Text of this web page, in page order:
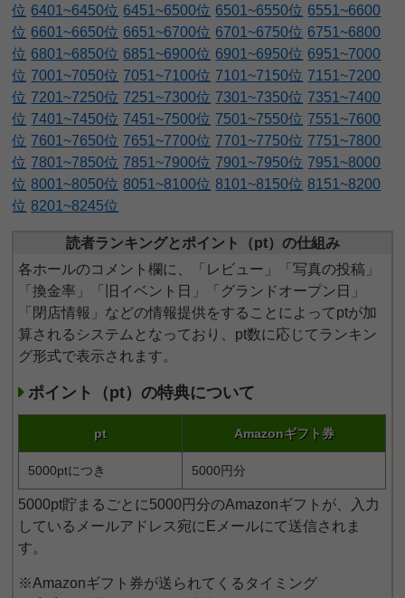
位 6401~6450位 6451~6500位 6501~6550位 6551~6600
位 6601~6650位 6651~6700位 6701~6750位 6751~6800
位 6801~6850位 6851~6900位 6901~6950位 6951~7000
位 7001~7050位 7051~7100位 7101~7150位 7151~7200
位 7201~7250位 7251~7300位 7301~7350位 7351~7400
位 7401~7450位 7451~7500位 7501~7550位 7551~7600
位 7601~7650位 7651~7700位 7701~7750位 7751~7800
位 7801~7850位 7851~7900位 7901~7950位 7951~8000
位 8001~8050位 8051~8100位 8101~8150位 8151~8200
位 8201~8245位
読者ランキングとポイント（pt）の仕組み
各ホールのコメント欄に、「レビュー」「写真の投稿」
「換金率」「旧イベント日」「グランドオープン日」
「閉店情報」などの情報提供をすることによってptが加
算されるシステムとなっており、pt数に応じてランキン
グ形式で表示されます。
ポイント（pt）の特典について
pt Amazonギフト券
5000ptにつき 5000円分
5000pt貯まるごとに5000円分のAmazonギフトが、入力
しているメールアドレス宛にEメールにて送信されま
す。
※Amazonギフト券が送られてくるタイミング